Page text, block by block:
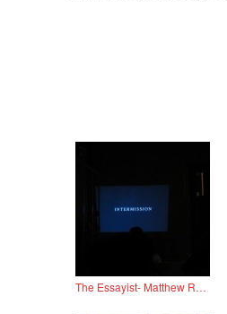
The Essayist- Matthew Rana